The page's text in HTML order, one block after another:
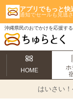
アプリでもっと快
通知でセールも見逃
沖縄県民のおでかけを応援す
HOME
ホ
はいさい！